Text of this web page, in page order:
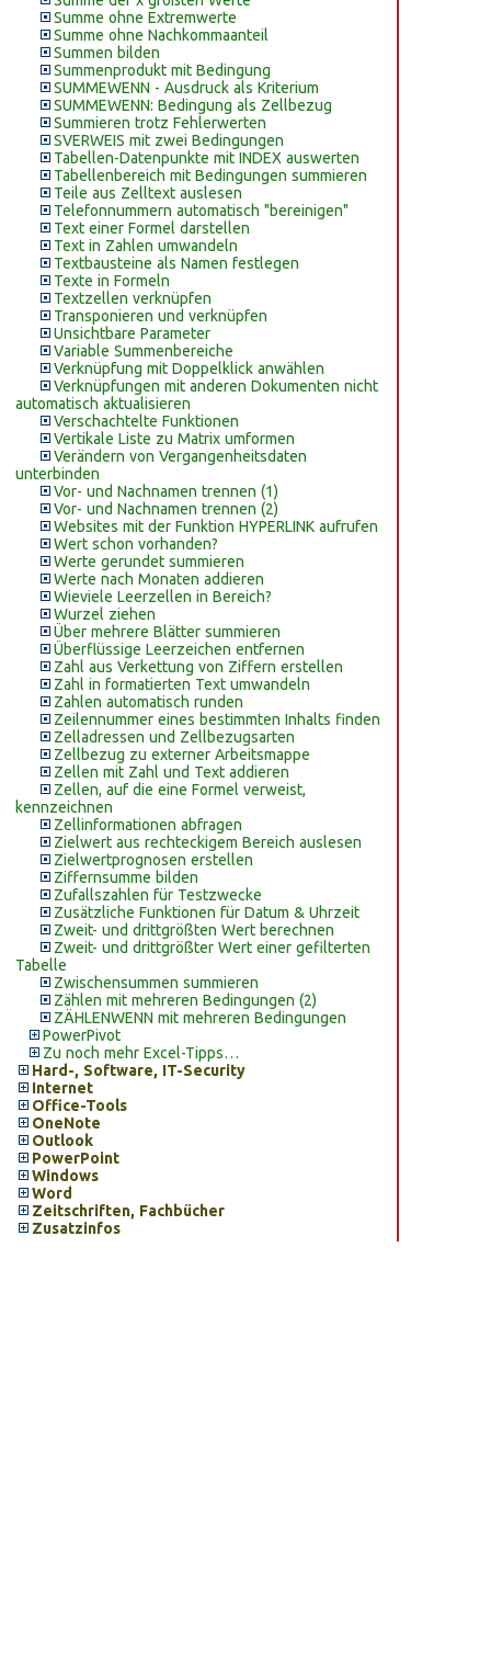
Summe ohne Extremwerte
Summe ohne Nachkommaanteil
Summen bilden
Summenprodukt mit Bedingung
SUMMEWENN - Ausdruck als Kriterium
SUMMEWENN: Bedingung als Zellbezug
Summieren trotz Fehlerwerten
SVERWEIS mit zwei Bedingungen
Tabellen-Datenpunkte mit INDEX auswerten
Tabellenbereich mit Bedingungen summieren
Teile aus Zelltext auslesen
Telefonnummern automatisch "bereinigen"
Text einer Formel darstellen
Text in Zahlen umwandeln
Textbausteine als Namen festlegen
Texte in Formeln
Textzellen verknüpfen
Transponieren und verknüpfen
Unsichtbare Parameter
Variable Summenbereiche
Verknüpfung mit Doppelklick anwählen
Verknüpfungen mit anderen Dokumenten nicht
automatisch aktualisieren
Verschachtelte Funktionen
Vertikale Liste zu Matrix umformen
Verändern von Vergangenheitsdaten
unterbinden
Vor- und Nachnamen trennen (1)
Vor- und Nachnamen trennen (2)
Websites mit der Funktion HYPERLINK aufrufen
Wert schon vorhanden?
Werte gerundet summieren
Werte nach Monaten addieren
Wieviele Leerzellen in Bereich?
Wurzel ziehen
Über mehrere Blätter summieren
Überflüssige Leerzeichen entfernen
Zahl aus Verkettung von Ziffern erstellen
Zahl in formatierten Text umwandeln
Zahlen automatisch runden
Zeilennummer eines bestimmten Inhalts finden
Zelladressen und Zellbezugsarten
Zellbezug zu externer Arbeitsmappe
Zellen mit Zahl und Text addieren
Zellen, auf die eine Formel verweist,
kennzeichnen
Zellinformationen abfragen
Zielwert aus rechteckigem Bereich auslesen
Zielwertprognosen erstellen
Ziffernsumme bilden
Zufallszahlen für Testzwecke
Zusätzliche Funktionen für Datum & Uhrzeit
Zweit- und drittgrößten Wert berechnen
Zweit- und drittgrößter Wert einer gefilterten
Tabelle
Zwischensummen summieren
Zählen mit mehreren Bedingungen (2)
ZÄHLENWENN mit mehreren Bedingungen
PowerPivot
Zu noch mehr Excel-Tipps…
Hard-, Software, IT-Security
Internet
Office-Tools
OneNote
Outlook
PowerPoint
Windows
Word
Zeitschriften, Fachbücher
Zusatzinfos